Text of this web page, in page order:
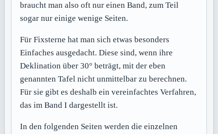
braucht man also oft nur einen Band, zum Teil
sogar nur einige wenige Seiten.
Für Fixsterne hat man sich etwas besonders
Einfaches ausgedacht. Diese sind, wenn ihre
Deklination über 30° beträgt, mit der eben
genannten Tafel nicht unmittelbar zu berechnen.
Für sie gibt es deshalb ein vereinfachtes Verfahren,
das im Band I dargestellt ist.
In den folgenden Seiten werden die einzelnen